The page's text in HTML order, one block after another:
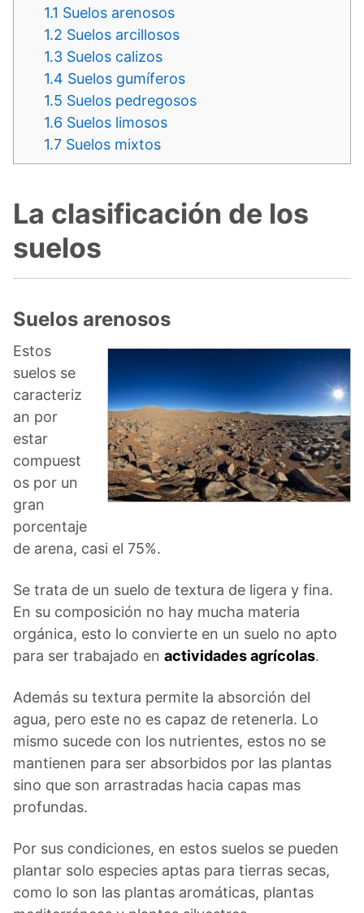
1.1 Suelos arenosos
1.2 Suelos arcillosos
1.3 Suelos calizos
1.4 Suelos gumíferos
1.5 Suelos pedregosos
1.6 Suelos limosos
1.7 Suelos mixtos
La clasificación de los
suelos
Suelos arenosos
Estos
suelos se
caracteriz
an por
estar
compuest
os por un
gran
porcentaje
de arena, casi el 75%.
Se trata de un suelo de textura de ligera y fina.
En su composición no hay mucha materia
orgánica, esto lo convierte en un suelo no apto
para ser trabajado en actividades agrícolas.
Además su textura permite la absorción del
agua, pero este no es capaz de retenerla. Lo
mismo sucede con los nutrientes, estos no se
mantienen para ser absorbidos por las plantas
sino que son arrastradas hacia capas mas
profundas.
Por sus condiciones, en estos suelos se pueden
plantar solo especies aptas para tierras secas,
como lo son las plantas aromáticas, plantas